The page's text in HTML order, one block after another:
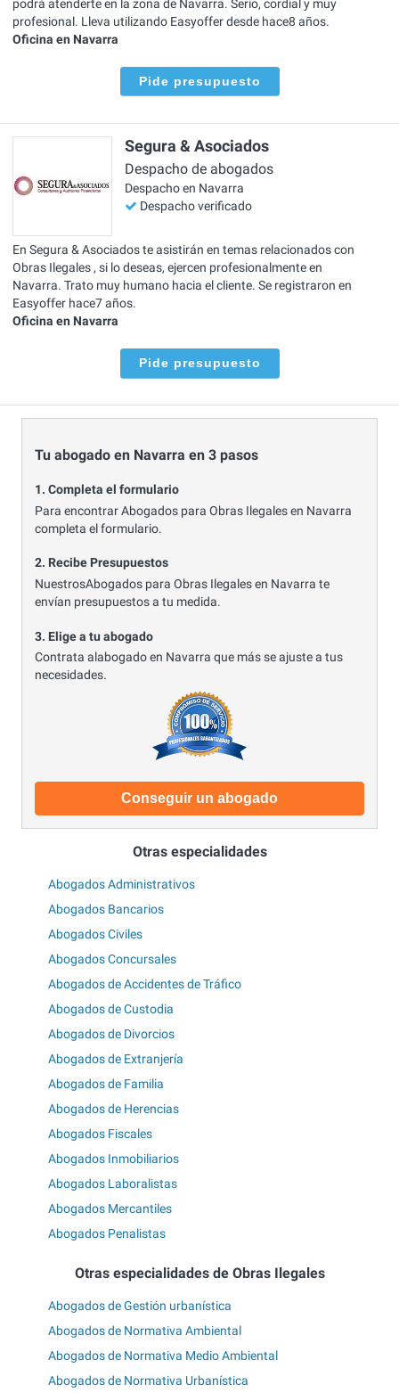
podrá atenderte en la zona de Navarra. Serio, cordial y muy
profesional. Lleva utilizando Easyoffer desde hace8 años.
Oficina en Navarra
Pide presupuesto
Segura & Asociados
Despacho de abogados
Despacho en Navarra
Despacho verificado
En Segura & Asociados te asistirán en temas relacionados con
Obras Ilegales , si lo deseas, ejercen profesionalmente en
Navarra. Trato muy humano hacia el cliente. Se registraron en
Easyoffer hace7 años.
Oficina en Navarra
Pide presupuesto
Tu abogado en Navarra en 3 pasos
1. Completa el formulario
Para encontrar Abogados para Obras Ilegales en Navarra
completa el formulario.
2. Recibe Presupuestos
NuestrosAbogados para Obras Ilegales en Navarra te
envían presupuestos a tu medida.
3. Elige a tu abogado
Contrata alabogado en Navarra que más se ajuste a tus
necesidades.
Conseguir un abogado
Otras especialidades
Abogados Administrativos
Abogados Bancarios
Abogados Civiles
Abogados Concursales
Abogados de Accidentes de Tráfico
Abogados de Custodia
Abogados de Divorcios
Abogados de Extranjería
Abogados de Familia
Abogados de Herencias
Abogados Fiscales
Abogados Inmobiliarios
Abogados Laboralistas
Abogados Mercantiles
Abogados Penalistas
Otras especialidades de Obras Ilegales
Abogados de Gestión urbanística
Abogados de Normativa Ambiental
Abogados de Normativa Medio Ambiental
Abogados de Normativa Urbanística